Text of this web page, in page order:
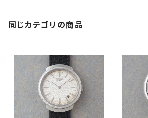
同じカテゴリの商品